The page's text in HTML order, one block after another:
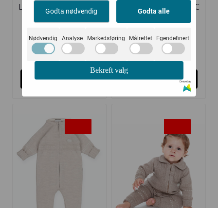
LILLELAM LUE CLASSIC
449,- 359,-
Kjøp
LILLELAM LUE CLASSIC
449,- 359,-
Kjøp
Godta nødvendig Godta alle
Nødvendig Analyse Markedsføring Målrettet Egendefinert
Bekreft valg
Drevet av